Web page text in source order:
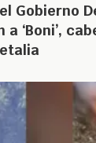
Gobierno
‘Boni’,